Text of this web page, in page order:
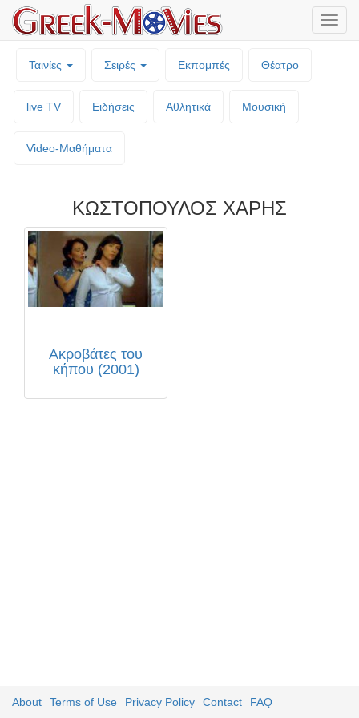
Ταινίες Σειρές Εκπομπές Θέατρο
live TV Ειδήσεις Αθλητικά Μουσική
Video-Mαθήματα
ΚΩΣΤΟΠΟΥΛΟΣ ΧΑΡΗΣ
Ακροβάτες του
κήπου (2001)
About Terms of Use Privacy Policy Contact FAQ